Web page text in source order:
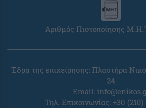
Αριθμός Πιστοποίησης
Έδρα της επιχείρησης: Πλαστήρα
24
Email:
Τηλ. Επικοινωνίας: +30